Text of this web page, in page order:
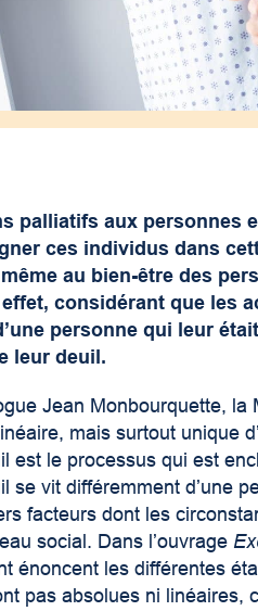
palliatifs aux personnes
ces individus dans
au bien-être des
considérant que les
personne qui leur
leur deuil.
Jean Monbourquette, la
mais surtout unique
est le processus qui est
vit différemment d’une
facteurs dont les
social. Dans l’ouvrage
énoncent les différentes
pas absolues ni linéaires,